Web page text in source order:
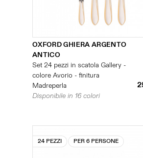
OXFORD GHIERA ARGENTO
ANTICO
Set 24 pezzi in scatola Gallery -
colore Avorio - finitura
Madreperla
Disponibile in 16 colori
24 PEZZI PER 6 PERSONE